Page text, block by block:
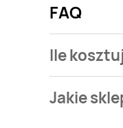
FAQ
Ile
wiertarko-
Jakie